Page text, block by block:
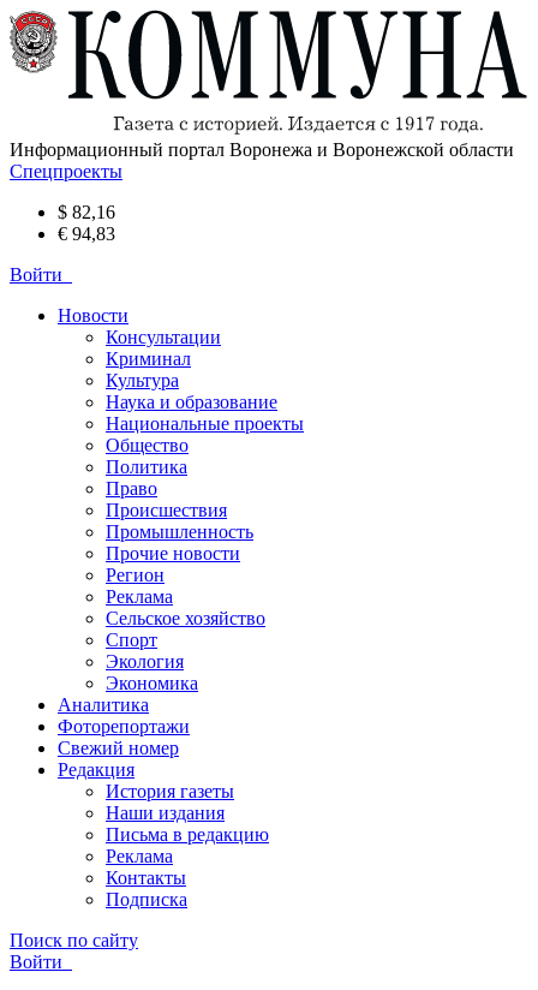
Информационный портал Воронежа и Воронежской области
Спецпроекты
$ 82,16
€ 94,83
Войти
Новости
Консультации
Криминал
Культура
Наука и образование
Национальные проекты
Общество
Политика
Право
Происшествия
Промышленность
Прочие новости
Регион
Реклама
Сельское хозяйство
Спорт
Экология
Экономика
Аналитика
Фоторепортажи
Свежий номер
Редакция
История газеты
Наши издания
Письма в редакцию
Реклама
Контакты
Подписка
Поиск по сайту
Войти